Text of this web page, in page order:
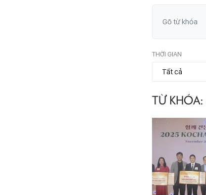
THỜI GIAN
TỪ KHÓA: